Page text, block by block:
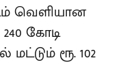
வெளியான
கோடி
ரூ. 102